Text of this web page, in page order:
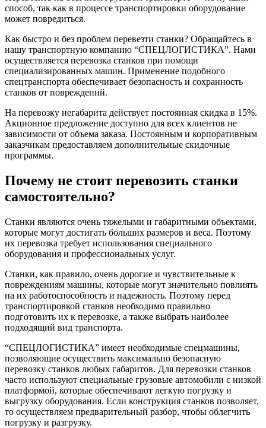
способ, так как в процессе транспортировки оборудование
может повредиться.
Как быстро и без проблем перевезти станки? Обращайтесь в
нашу транспортную компанию “СПЕЦЛОГИСТИКА”. Нами
осуществляется перевозка станков при помощи
специализированных машин. Применение подобного
спецтранспорта обеспечивает безопасность и сохранность
станков от повреждений.
На перевозку негабарита действует постоянная скидка в 15%.
Акционное предложение доступно для всех клиентов не
зависимости от объема заказа. Постоянным и корпоративным
заказчикам предоставляем дополнительные скидочные
программы.
Почему не стоит перевозить станки
самостоятельно?
Станки являются очень тяжелыми и габаритными объектами,
которые могут достигать больших размеров и веса. Поэтому
их перевозка требует использования специального
оборудования и профессиональных услуг.
Станки, как правило, очень дорогие и чувствительные к
повреждениям машины, которые могут значительно повлиять
на их работоспособность и надежность. Поэтому перед
транспортировкой станков необходимо правильно
подготовить их к перевозке, а также выбрать наиболее
подходящий вид транспорта.
“СПЕЦЛОГИСТИКА” имеет необходимые спецмашины,
позволяющие осуществить максимально безопасную
перевозку станков любых габаритов. Для перевозки станков
часто используют специальные грузовые автомобили с низкой
платформой, которые обеспечивают легкую погрузку и
выгрузку оборудования. Если конструкция станков позволяет,
то осуществляем предварительный разбор, чтобы облегчить
погрузку и разгрузку.